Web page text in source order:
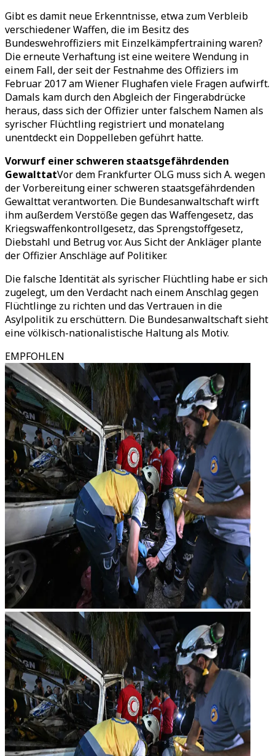
Gibt es damit neue Erkenntnisse, etwa zum Verbleib
verschiedener Waffen, die im Besitz des
Bundeswehroffiziers mit Einzelkämpfertraining waren?
Die erneute Verhaftung ist eine weitere Wendung in
einem Fall, der seit der Festnahme des Offiziers im
Februar 2017 am Wiener Flughafen viele Fragen aufwirft.
Damals kam durch den Abgleich der Fingerabdrücke
heraus, dass sich der Offizier unter falschem Namen als
syrischer Flüchtling registriert und monatelang
unentdeckt ein Doppelleben geführt hatte.
Vorwurf einer schweren staatsgefährdenden
GewalttatVor dem Frankfurter OLG muss sich A. wegen
der Vorbereitung einer schweren staatsgefährdenden
Gewalttat verantworten. Die Bundesanwaltschaft wirft
ihm außerdem Verstöße gegen das Waffengesetz, das
Kriegswaffenkontrollgesetz, das Sprengstoffgesetz,
Diebstahl und Betrug vor. Aus Sicht der Ankläger plante
der Offizier Anschläge auf Politiker.
Die falsche Identität als syrischer Flüchtling habe er sich
zugelegt, um den Verdacht nach einem Anschlag gegen
Flüchtlinge zu richten und das Vertrauen in die
Asylpolitik zu erschüttern. Die Bundesanwaltschaft sieht
eine völkisch-nationalistische Haltung als Motiv.
EMPFOHLEN